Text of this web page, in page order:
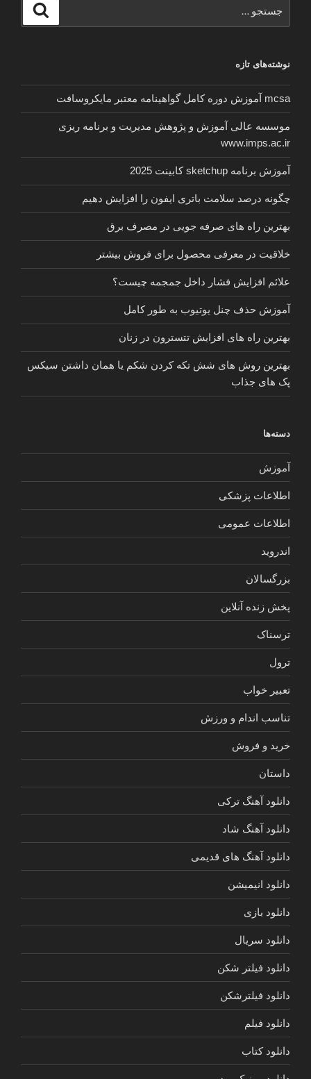
کیفیت
اچ
دی
hd”
برای
جستجو
نوشته‌های تازه
mcsa آموزش دوره کامل گواهینامه معتبر مایکروسافت
موسسه عالی آموزش و پژوهش مدیریت و برنامه ریزی
www.imps.ac.ir
آموزش برنامه sketchup کابینت 2025
چگونه درصد سلامت باتری ایفون را افزایش دهیم
بهترین راه های صرفه جویی در مصرف برق
خلاقیت در معرفی محصول برای فروش بیشتر
علائم افزایش فشار داخل جمجمه چیست؟
آموزش حذف چنل یوتیوب به طور کامل
بهترین راه های افزایش تتسترون در زنان
بهترین روش های شش تکه کردن شکم یا همان داشتن سیکس
پک های جذاب
دسته‌ها
آموزش
اطلاعات پزشکی
اطلاعات عمومی
اندروید
بزرگسالان
پخش زنده آنلاین
ترسناک
ترول
تعبیر خواب
تناسب اندام و ورزش
خرید و فروش
داستان
دانلود آهنگ ترکی
دانلود آهنگ شاد
دانلود آهنگ های قدیمی
دانلود انیمیشن
دانلود بازی
دانلود سریال
دانلود فیلتر شکن
دانلود فیلترشکن
دانلود فیلم
دانلود کتاب